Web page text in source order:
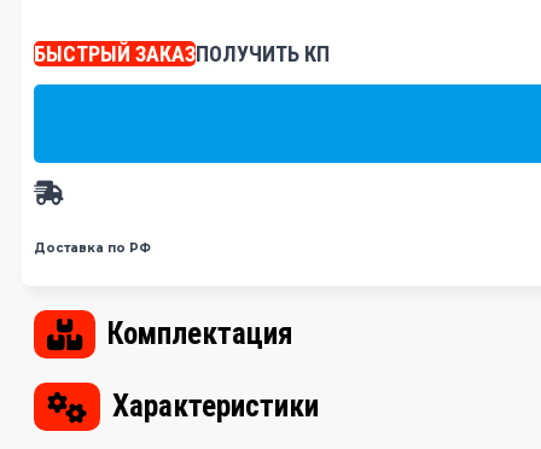
БЫСТРЫЙ ЗАКАЗПОЛУЧИТЬ КП
Доставка по РФ
Комплектация
Характеристики